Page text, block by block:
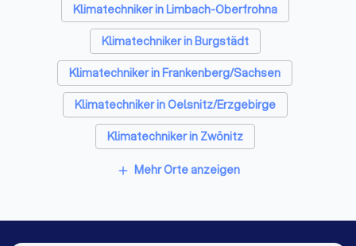
Klimatechniker in Limbach-Oberfrohna
Klimatechniker in Burgstädt
Klimatechniker in Frankenberg/Sachsen
Klimatechniker in Oelsnitz/Erzgebirge
Klimatechniker in Zwönitz
Klimatechniker in Glauchau
add Mehr Orte anzeigen